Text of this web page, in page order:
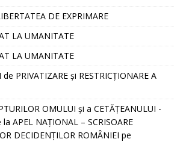
DE EXPRIMARE
LA UMANITATE
LA UMANITATE
de PRIVATIZARE și RESTRICȚIONARE A
OMULUI și a CETĂȚEANULUI -
la APEL NAȚIONAL – SCRISOARE
DECIDENȚILOR ROMÂNIEI pe